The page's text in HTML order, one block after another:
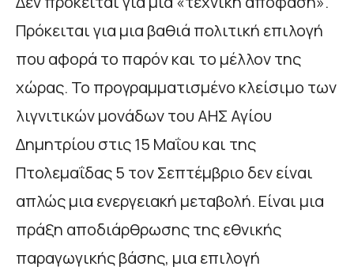
Πρόκειται για μια βαθιά πολιτική επιλογή
που αφορά το παρόν και το μέλλον της
χώρας. Το προγραμματισμένο κλείσιμο των
λιγνιτικών μονάδων του ΑΗΣ Αγίου
Δημητρίου στις 15 Μαΐου και της
Πτολεμαΐδας 5 τον Σεπτέμβριο δεν είναι
απλώς μια ενεργειακή μεταβολή. Είναι μια
πράξη αποδιάρθρωσης της εθνικής
παραγωγικής βάσης, μια επιλογή